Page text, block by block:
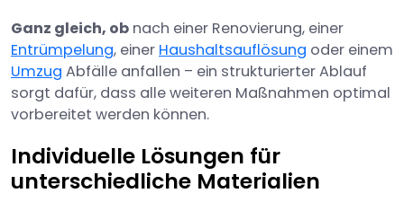
Ganz gleich, ob nach einer Renovierung, einer
Entrümpelung, einer Haushaltsauflösung oder einem
Umzug Abfälle anfallen – ein strukturierter Ablauf
sorgt dafür, dass alle weiteren Maßnahmen optimal
vorbereitet werden können.
Individuelle Lösungen für
unterschiedliche Materialien